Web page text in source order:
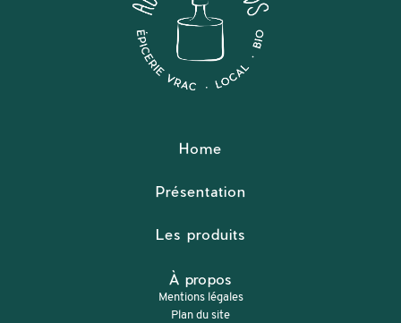
Home
Présentation
Les produits
À propos
Mentions légales
Plan du site